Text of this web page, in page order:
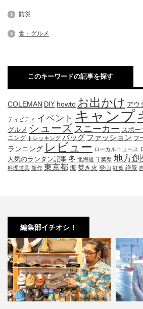
防災
食・グルメ
このキーワードの記事を探す
COLEMAN DIY howto お出かけ アウ
ティビティ イベント キャンプ
グルメ シューズ スニーカー スポー
ニング
トレッキング バッグ ファッション フ
ランニング レビュー ローカルニュース
人気のランタン記事 冬 北海道 千葉県 地方創
料理道具 新作 東京都 海 焚き火 登山 紅葉 絶景
編集部イチオシ！